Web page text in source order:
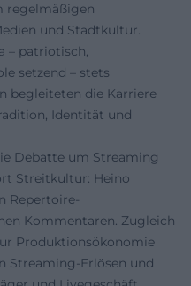
regelmäßigen
und Stadtkultur.
– patriotisch,
setzend – stets
begleiteten die Karriere
Identität und
Debatte um Streaming
Streitkultur: Heino
Repertoire-
Kommentaren. Zugleich
Produktionsökonomie
Streaming-Erlösen und